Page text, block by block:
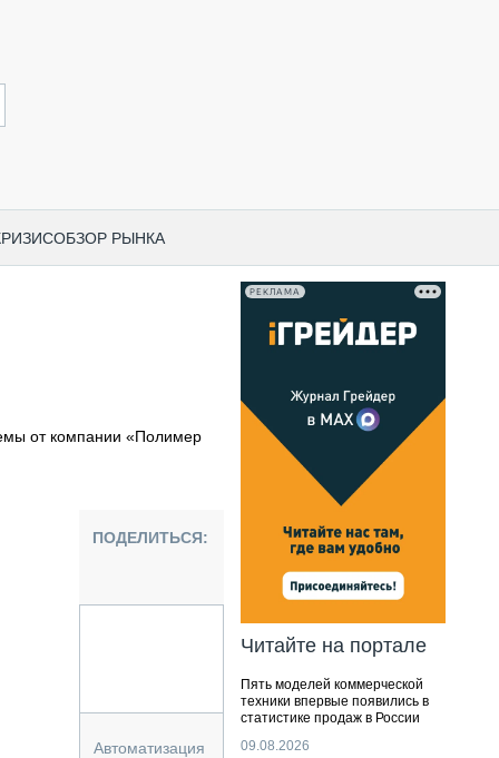
ОБЗОР РЫНКА
ТЕХНИКА
ТРАНСПОРТ
от компании «Полимер
ПОДЕЛИТЬСЯ:
Автоматизация
РЕКЛАМА
Читайте на портале
Пять моделей коммерческой
техники впервые появились в
статистике продаж в России
09.08.2026